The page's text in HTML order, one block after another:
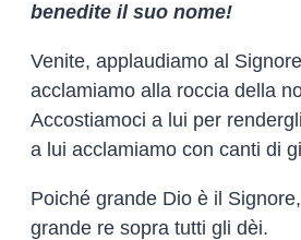
benedite il suo nome!
Venite, applaudiamo al
acclamiamo alla roccia della
Accostiamoci a lui per
a lui acclamiamo con canti di
Poiché grande Dio è il
grande re sopra tutti gli dèi.